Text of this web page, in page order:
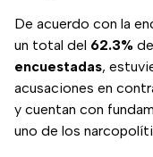
De acuerdo con la
un total del 62.3%
encuestadas,
acusaciones en
y cuentan con
uno de los